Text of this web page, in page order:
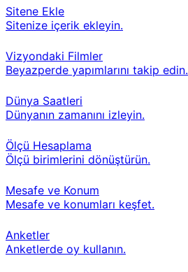
Sitene Ekle
Sitenize içerik ekleyin.
Vizyondaki Filmler
Beyazperde yapımlarını takip edin.
Dünya Saatleri
Dünyanın zamanını izleyin.
Ölçü Hesaplama
Ölçü birimlerini dönüştürün.
Mesafe ve Konum
Mesafe ve konumları keşfet.
Anketler
Anketlerde oy kullanın.